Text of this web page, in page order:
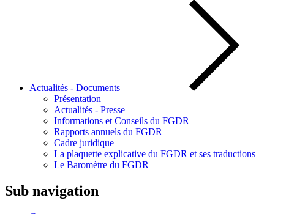
Actualités - Documents
Présentation
Actualités - Presse
Informations et Conseils du FGDR
Rapports annuels du FGDR
Cadre juridique
La plaquette explicative du FGDR et ses traductions
Le Baromètre du FGDR
Sub navigation